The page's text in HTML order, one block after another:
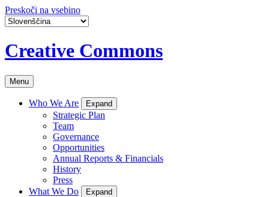
Preskoči na vsebino
Creative Commons
Menu
Who We Are Expand
Strategic Plan
Team
Governance
Opportunities
Annual Reports & Financials
History
Press
What We Do
Expand